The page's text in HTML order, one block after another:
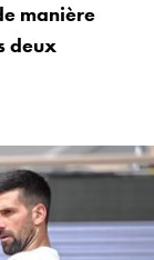
manière
deux